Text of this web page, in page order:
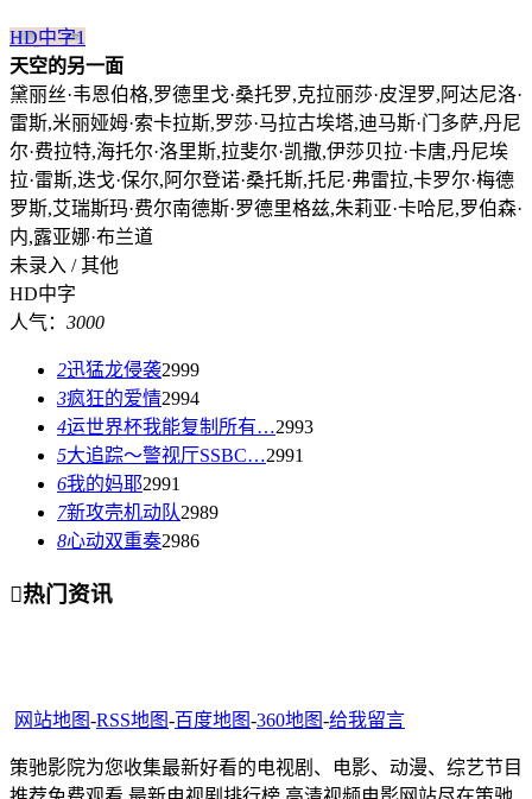
HD中字1
天空的另一面
黛丽丝·韦恩伯格,罗德里戈·桑托罗,克拉丽莎·皮涅罗,阿达尼洛·
雷斯,米丽娅姆·索卡拉斯,罗莎·马拉古埃塔,迪马斯·门多萨,丹尼
尔·费拉特,海托尔·洛里斯,拉斐尔·凯撒,伊莎贝拉·卡唐,丹尼埃
拉·雷斯,迭戈·保尔,阿尔登诺·桑托斯,托尼·弗雷拉,卡罗尔·梅德
罗斯,艾瑞斯玛·费尔南德斯·罗德里格兹,朱莉亚·卡哈尼,罗伯森·
内,露亚娜·布兰道
未录入 / 其他
HD中字
人气： 3000
2迅猛龙侵袭2999
3疯狂的爱情2994
4运世界杯我能复制所有…2993
5大追踪〜警视厅SSBC…2991
6我的妈耶2991
7新攻壳机动队2989
8心动双重奏2986
热门资讯
网站地图-RSS地图-百度地图-360地图-给我留言
策驰影院为您收集最新好看的电视剧、电影、动漫、综艺节目